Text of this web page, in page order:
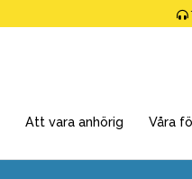
Att vara anhörig Våra